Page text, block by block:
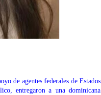
de agentes federales de Estados
entregaron a una dominicana